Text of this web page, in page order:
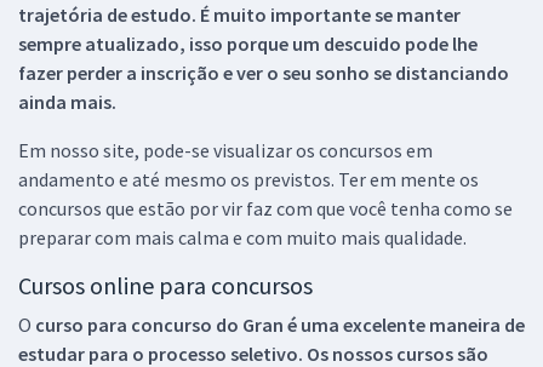
trajetória de estudo. É muito importante se manter
sempre atualizado, isso porque um descuido pode lhe
fazer perder a inscrição e ver o seu sonho se distanciando
ainda mais.
Em nosso site, pode-se visualizar os concursos em
andamento e até mesmo os previstos. Ter em mente os
concursos que estão por vir faz com que você tenha como se
preparar com mais calma e com muito mais qualidade.
Cursos online para concursos
O curso para concurso do Gran é uma excelente maneira de
estudar para o processo seletivo. Os nossos cursos são